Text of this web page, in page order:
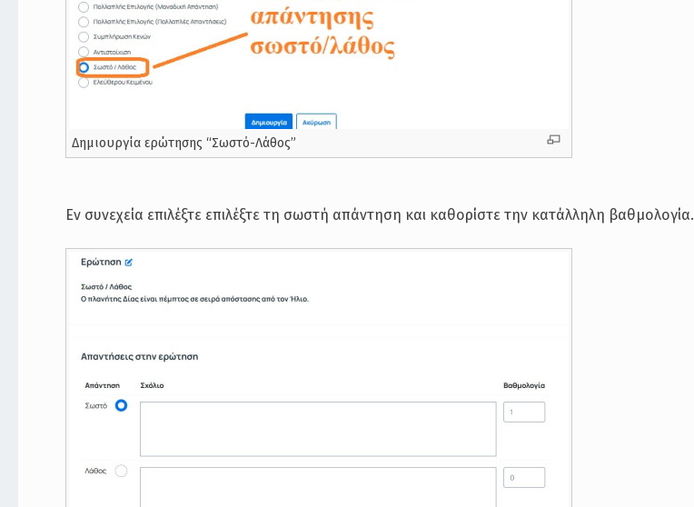
Δημιουργία ερώτησης “Σωστό-Λάθος”
Εν συνεχεία επιλέξτε επιλέξτε τη σωστή απάντηση και καθορίστε την κατάλληλη βαθμολογία.